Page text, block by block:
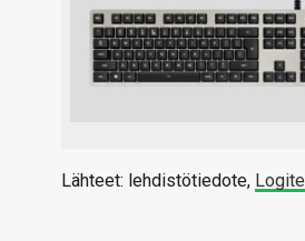
Lähteet: lehdistötiedote,